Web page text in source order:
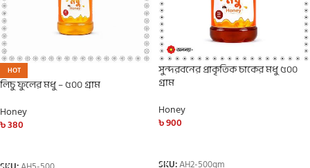
HOT
লিচু ফুলের মধু – ৫০০ গ্রাম
Honey
৳380
সুন্দরবনের প্রাকৃতিক চাকের মধু ৫০০
গ্রাম
Honey
৳900
SKU:AH2-500gm